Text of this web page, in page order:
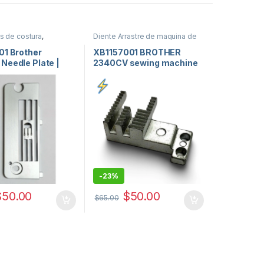
de costura,
o placa de aguja de
coser,repuestos de
coser
Brother
Plate |
Aguja para
Cover Stitch USA
50.00
Diente Arrastre de maquina de
repuestos de maquinas
de coser
XB1157001 BROTHER
2340CV sewing machine
-23%
$65.00 $50.00